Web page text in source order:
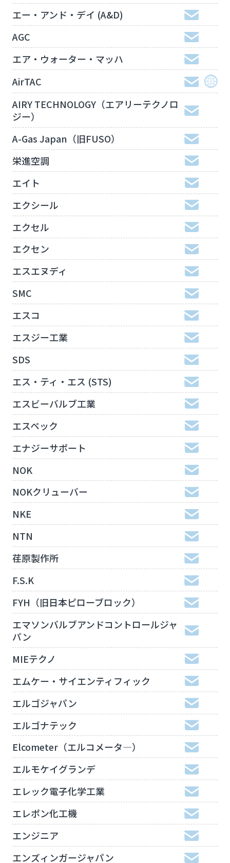
エー・アンド・デイ (A&D)
AGC
エア・ウォーター・マッハ
AirTAC
AIRY TECHNOLOGY（エアリーテクノロ
ジー）
A-Gas Japan（旧FUSO）
栄進空調
エイト
エクシール
エクセル
エクセン
エスエヌディ
SMC
エスコ
エスジー工業
SDS
エス・ティ・エス (STS)
エスビーバルブ工業
エスペック
エナジーサポート
NOK
NOKクリューバー
NKE
NTN
荏原製作所
F.S.K
FYH（旧日本ピローブロック）
エマソンバルブアンドコントロールジャ
パン
MIEテクノ
エムケー・サイエンティフィック
エルゴジャパン
エルゴナテック
Elcometer（エルコメータ―）
エルモケイグランデ
エレック電子化学工業
エレポン化工機
エンジニア
エンズィンガージャパン